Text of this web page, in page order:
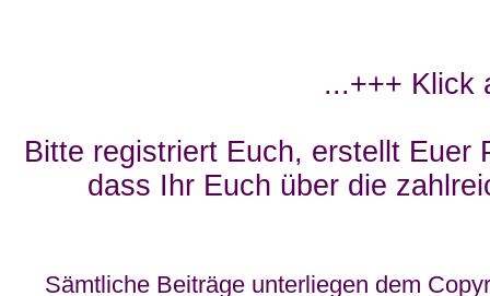
...+++ Klick
Bitte registriert Euch, erstellt Euer
dass Ihr Euch über die
Sämtliche Beiträge unterliegen dem